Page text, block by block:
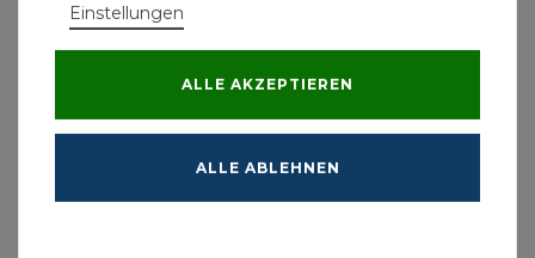
Warmwasserbereitungs-Energieeffizienz bei
517/2014:
Einstellungen
ALLE AKZEPTIEREN
ALLE ABLEHNEN